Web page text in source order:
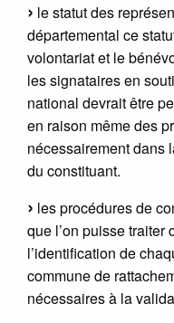
le statut des
départemental ce
volontariat et le
les signataires en
national devrait être
en raison même des
nécessairement dans
du constituant.
les procédures de
que l’on puisse traiter
l’identification de
commune de
nécessaires à la